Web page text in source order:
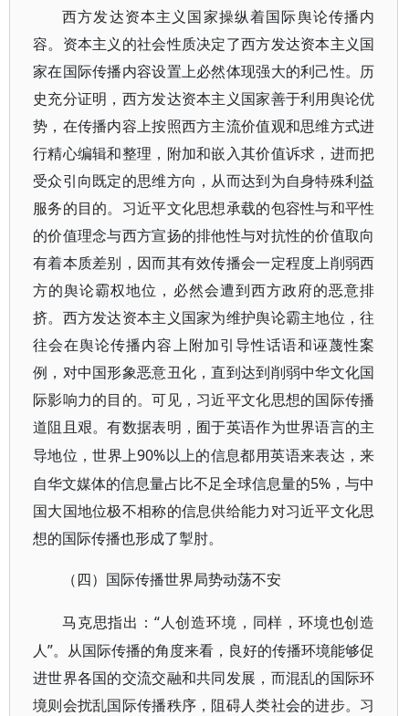
西方发达资本主义国家操纵着国际舆论传播内
容。资本主义的社会性质决定了西方发达资本主义国
家在国际传播内容设置上必然体现强大的利己性。历
史充分证明，西方发达资本主义国家善于利用舆论优
势，在传播内容上按照西方主流价值观和思维方式进
行精心编辑和整理，附加和嵌入其价值诉求，进而把
受众引向既定的思维方向，从而达到为自身特殊利益
服务的目的。习近平文化思想承载的包容性与和平性
的价值理念与西方宣扬的排他性与对抗性的价值取向
有着本质差别，因而其有效传播会一定程度上削弱西
方的舆论霸权地位，必然会遭到西方政府的恶意排
挤。西方发达资本主义国家为维护舆论霸主地位，往
往会在舆论传播内容上附加引导性话语和诬蔑性案
例，对中国形象恶意丑化，直到达到削弱中华文化国
际影响力的目的。可见，习近平文化思想的国际传播
道阻且艰。有数据表明，囿于英语作为世界语言的主
导地位，世界上90%以上的信息都用英语来表达，来
自华文媒体的信息量占比不足全球信息量的5%，与中
国大国地位极不相称的信息供给能力对习近平文化思
想的国际传播也形成了掣肘。
（四）国际传播世界局势动荡不安
马克思指出： “人创造环境，同样，环境也创造
人”。从国际传播的角度来看，良好的传播环境能够促
进世界各国的交流交融和共同发展，而混乱的国际环
境则会扰乱国际传播秩序，阻碍人类社会的进步。习